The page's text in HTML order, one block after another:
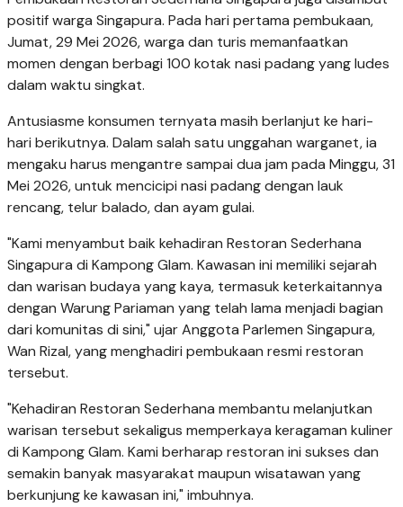
positif warga Singapura. Pada hari pertama pembukaan,
Jumat, 29 Mei 2026, warga dan turis memanfaatkan
momen dengan berbagi 100 kotak nasi padang yang ludes
dalam waktu singkat.
Antusiasme konsumen ternyata masih berlanjut ke hari-
hari berikutnya. Dalam salah satu unggahan warganet, ia
mengaku harus mengantre sampai dua jam pada Minggu, 31
Mei 2026, untuk mencicipi nasi padang dengan lauk
rencang, telur balado, dan ayam gulai.
"Kami menyambut baik kehadiran Restoran Sederhana
Singapura di Kampong Glam. Kawasan ini memiliki sejarah
dan warisan budaya yang kaya, termasuk keterkaitannya
dengan Warung Pariaman yang telah lama menjadi bagian
dari komunitas di sini," ujar Anggota Parlemen Singapura,
Wan Rizal, yang menghadiri pembukaan resmi restoran
tersebut.
"Kehadiran Restoran Sederhana membantu melanjutkan
warisan tersebut sekaligus memperkaya keragaman kuliner
di Kampong Glam. Kami berharap restoran ini sukses dan
semakin banyak masyarakat maupun wisatawan yang
berkunjung ke kawasan ini," imbuhnya.